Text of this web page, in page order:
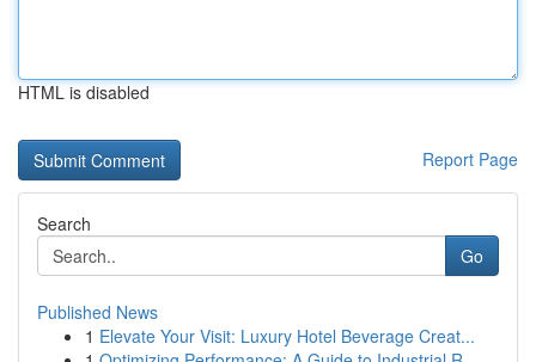
HTML is disabled
Report Page
Search
Go
Published News
1 Elevate Your Visit: Luxury Hotel Beverage Creat...